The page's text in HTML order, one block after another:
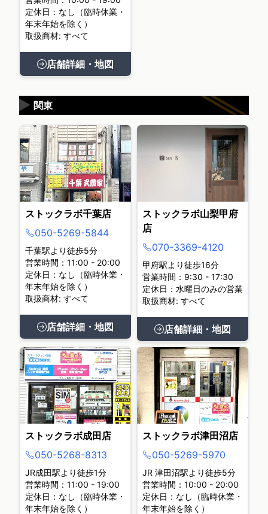
定休日：なし（臨時休業・
年末年始を除く）
取扱商材: すべて
店舗詳細・地図
関東
▶
ストックラボ千葉店
050-5269-5844
千葉駅より徒歩5分
営業時間：11:00 - 20:00
定休日：なし（臨時休業・
年末年始を除く）
取扱商材: すべて
店舗詳細・地図
ストックラボ山梨甲府
店
070-3369-4120
甲府駅より徒歩16分
営業時間：9:30 - 17:30
定休日：水曜日のみの営業
取扱商材: すべて
店舗詳細・地図
ストックラボ成田店
050-5268-8313
JR成田駅より徒歩1分
営業時間：11:00 - 19:00
定休日：なし（臨時休業・
年末年始を除く）
ストックラボ津田沼店
050-5269-5970
JR 津田沼駅より徒歩5分
営業時間：10:00 - 20:00
定休日：なし（臨時休業・
年末年始を除く）